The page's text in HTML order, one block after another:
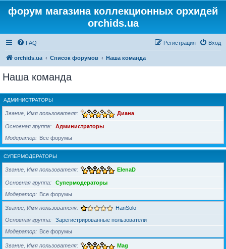
форум магазина коллекционных орхидей
orchids.ua
FAQ Вход
Регистрация
orchids.ua Список форумов Наша команда
Наша команда
АДМИНИСТРАТОРЫ
Звание, Имя пользователя Диана
Основная группа
Администраторы
Модератор
Все форумы
СУПЕРМОДЕРАТОРЫ
Звание, Имя пользователя ElenaD
Основная группа
Супермодераторы
Модератор
Все форумы
Звание, Имя пользователя HanSolo
Основная группа
Зарегистрированные пользователи
Модератор
Все форумы
Звание, Имя пользователя Mag